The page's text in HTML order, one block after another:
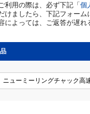
利用の際は、必ず下記「個
けましたら、下記フォー
によっては、ご返答が遅れ